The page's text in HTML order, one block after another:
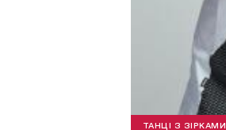
ТАНЦІ З ЗІРКАМИ